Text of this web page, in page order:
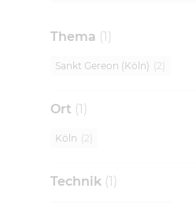
Thema (1)
Sankt Gereon (Köln) ( 2
Ort (1)
Köln ( 2
Technik (1)